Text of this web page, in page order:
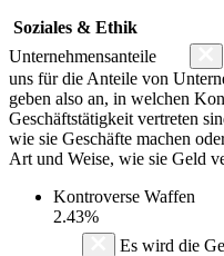
Soziales & Ethik
Unternehmensanteile
uns für die Anteile von
geben also an, in welchen
Geschäftstätigkeit vertreten
wie sie Geschäfte machen
Art und Weise, wie sie Geld
Kontroverse Waffen
2.43%
Es wird die